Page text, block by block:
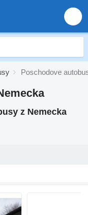
Poschodove
z Nemecka